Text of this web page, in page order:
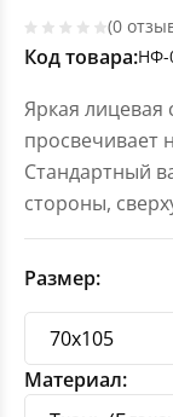
(0
Код товара:НФ-
Яркая лицевая
просвечивает
Стандартный
стороны,
Размер:
Материал: